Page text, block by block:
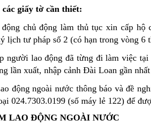
giấy tờ cần thiết:
chủ động làm thủ tục xin cấp hộ
lịch tư pháp số 2 (có hạn trong vòng 6
người lao động đã từng đi làm việc
lần xuất, nhập cảnh Đài Loan gần
động ngoài nước thông báo và đề
024.7303.0199 (số máy lẻ 122) để
LAO ĐỘNG NGOÀI NƯỚC